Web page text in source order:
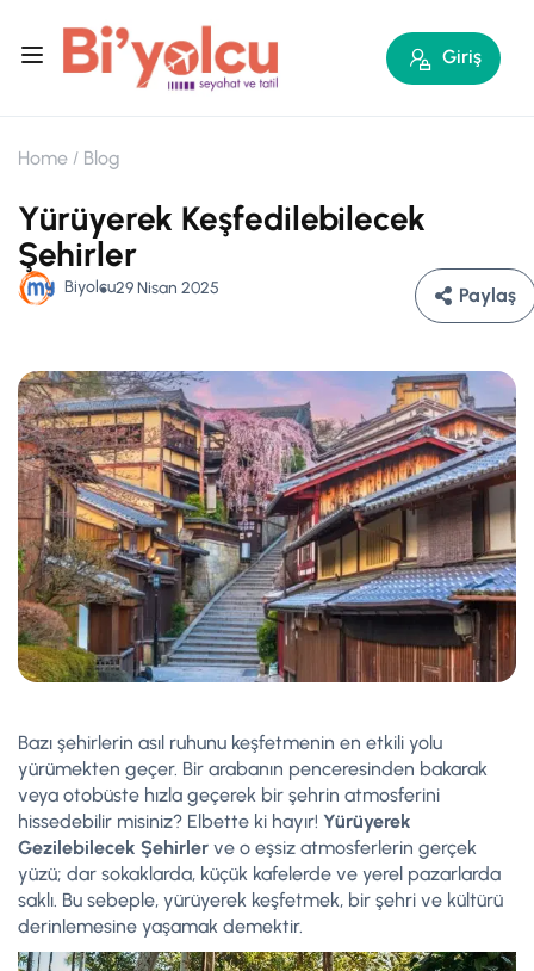
Giriş
Home Blog
Yürüyerek Keşfedilebilecek
Şehirler
Biyolcu29 Nisan 2025 Paylaş
Bazı şehirlerin asıl ruhunu keşfetmenin en etkili yolu
yürümekten geçer. Bir arabanın penceresinden bakarak
veya otobüste hızla geçerek bir şehrin atmosferini
hissedebilir misiniz? Elbette ki hayır! Yürüyerek
Gezilebilecek Şehirler ve o eşsiz atmosferlerin gerçek
yüzü; dar sokaklarda, küçük kafelerde ve yerel pazarlarda
saklı. Bu sebeple, yürüyerek keşfetmek, bir şehri ve kültürü
derinlemesine yaşamak demektir.